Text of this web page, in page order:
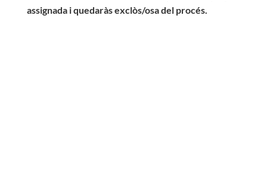
assignada i quedaràs exclòs/osa del procés.